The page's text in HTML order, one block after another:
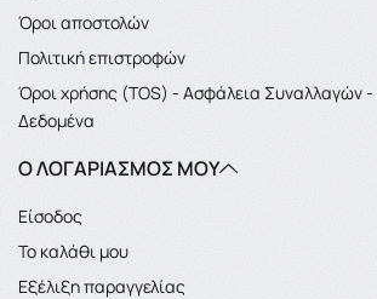
Όροι αποστολών
Πολιτική επιστροφών
Όροι χρήσης (TOS) - Ασφάλεια Συναλλαγών
Δεδομένα
Ο ΛΟΓΑΡΙΑΣΜΌΣ ΜΟΥ
Είσοδος
Το καλάθι μου
Εξέλιξη παραγγελίας